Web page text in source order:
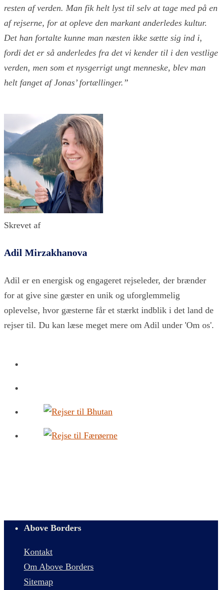
resten af verden. Man fik helt lyst til selv at tage med på en
af rejserne, for at opleve den markant anderledes kultur.
Det han fortalte kunne man næsten ikke sætte sig ind i,
fordi det er så anderledes fra det vi kender til i den vestlige
verden, men som et nysgerrigt ungt menneske, blev man
helt fanget af Jonas’ fortællinger.”
Skrevet af
Adil Mirzakhanova
Adil er en energisk og engageret rejseleder, der brænder
for at give sine gæster en unik og uforglemmelig
oplevelse, hvor gæsterne får et stærkt indblik i det land de
rejser til. Du kan læse meget mere om Adil under 'Om os'.
Above Borders
Kontakt
Om Above Borders
Sitemap